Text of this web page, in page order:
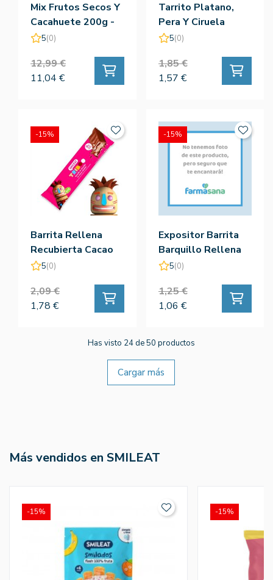
Mix Frutos Secos Y
Cacahuete 200g -
Smileat
5(0)
12,99 €
11,04 €
Tarrito Platano,
Pera Y Ciruela
130G - Smileat
5(0)
1,85 €
1,57 €
Barrita Rellena
Recubierta Cacao
Eco 40G - Smileat
5(0)
2,09 €
1,78 €
-15%
Expositor Barrita
Barquillo Rellena
Eco 30G 20Ud -
5(0)
1,25 €
1,06 €
-15%
Has visto 24 de 50 productos
Cargar más
Más vendidos en SMILEAT
-15% -15%